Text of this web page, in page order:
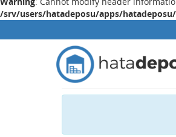
/srv/users/hatadeposu/apps/